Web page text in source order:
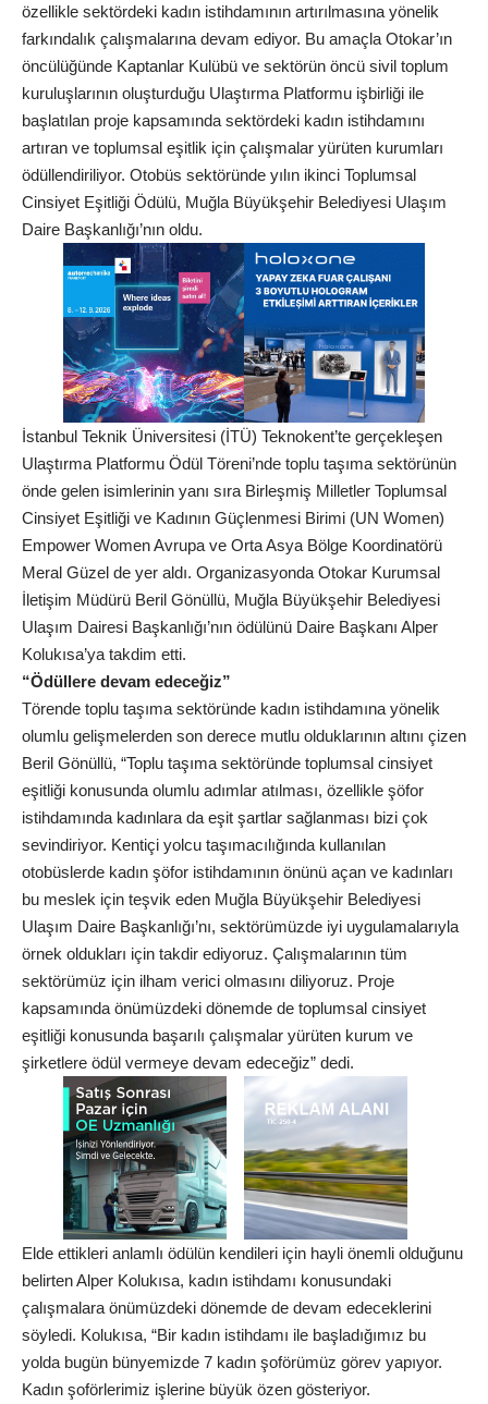
özellikle sektördeki kadın istihdamının artırılmasına yönelik
farkındalık çalışmalarına devam ediyor. Bu amaçla Otokar’ın
öncülüğünde Kaptanlar Kulübü ve sektörün öncü sivil toplum
kuruluşlarının oluşturduğu Ulaştırma Platformu işbirliği ile
başlatılan proje kapsamında sektördeki kadın istihdamını
artıran ve toplumsal eşitlik için çalışmalar yürüten kurumları
ödüllendiriliyor. Otobüs sektöründe yılın ikinci Toplumsal
Cinsiyet Eşitliği Ödülü, Muğla Büyükşehir Belediyesi Ulaşım
Daire Başkanlığı’nın oldu.
İstanbul Teknik Üniversitesi (İTÜ) Teknokent’te gerçekleşen
Ulaştırma Platformu Ödül Töreni’nde toplu taşıma sektörünün
önde gelen isimlerinin yanı sıra Birleşmiş Milletler Toplumsal
Cinsiyet Eşitliği ve Kadının Güçlenmesi Birimi (UN Women)
Empower Women Avrupa ve Orta Asya Bölge Koordinatörü
Meral Güzel de yer aldı. Organizasyonda Otokar Kurumsal
İletişim Müdürü Beril Gönüllü, Muğla Büyükşehir Belediyesi
Ulaşım Dairesi Başkanlığı’nın ödülünü Daire Başkanı Alper
Kolukısa’ya takdim etti.
“Ödüllere devam edeceğiz”
Törende toplu taşıma sektöründe kadın istihdamına yönelik
olumlu gelişmelerden son derece mutlu olduklarının altını çizen
Beril Gönüllü, “Toplu taşıma sektöründe toplumsal cinsiyet
eşitliği konusunda olumlu adımlar atılması, özellikle şöfor
istihdamında kadınlara da eşit şartlar sağlanması bizi çok
sevindiriyor. Kentiçi yolcu taşımacılığında kullanılan
otobüslerde kadın şöfor istihdamının önünü açan ve kadınları
bu meslek için teşvik eden Muğla Büyükşehir Belediyesi
Ulaşım Daire Başkanlığı’nı, sektörümüzde iyi uygulamalarıyla
örnek oldukları için takdir ediyoruz. Çalışmalarının tüm
sektörümüz için ilham verici olmasını diliyoruz. Proje
kapsamında önümüzdeki dönemde de toplumsal cinsiyet
eşitliği konusunda başarılı çalışmalar yürüten kurum ve
şirketlere ödül vermeye devam edeceğiz” dedi.
Elde ettikleri anlamlı ödülün kendileri için hayli önemli olduğunu
belirten Alper Kolukısa, kadın istihdamı konusundaki
çalışmalara önümüzdeki dönemde de devam edeceklerini
söyledi. Kolukısa, “Bir kadın istihdamı ile başladığımız bu
yolda bugün bünyemizde 7 kadın şoförümüz görev yapıyor.
Kadın şoförlerimiz işlerine büyük özen gösteriyor.